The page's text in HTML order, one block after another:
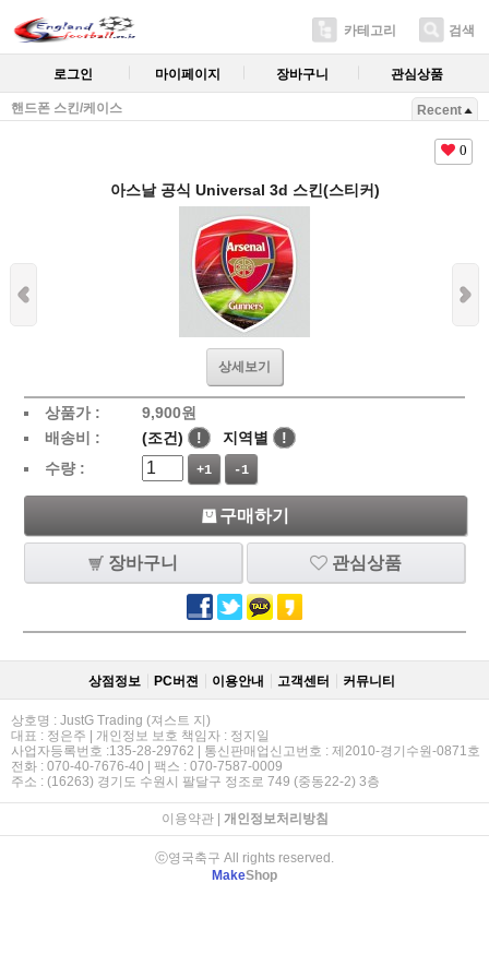
카테고리 검색
로그인 마이페이지 장바구니 관심상품
핸드폰 스킨/케이스 Recent
0
아스날 공식 Universal 3d 스킨(스티커)
상세보기
상품가 : 9,900원
배송비 :
(조건) ! 지역별
!
수량 :
+1 -1
구매하기
장바구니 관심상품
상점정보 PC버젼 이용안내 고객센터 커뮤니티
상호명 : JustG Trading (져스트 지)
대표 : 정은주 | 개인정보 보호 책임자 : 정지일
사업자등록번호 :135-28-29762 | 통신판매업신고번호 : 제2010-경기수원-0871호
전화 : 070-40-7676-40 | 팩스 : 070-7587-0009
주소 : (16263) 경기도 수원시 팔달구 정조로 749 (중동22-2) 3층
이용약관| 개인정보처리방침
ⓒ영국축구 All rights reserved.
MakeShop